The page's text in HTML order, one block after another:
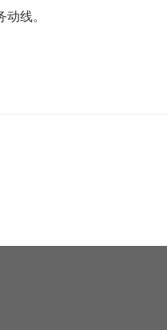
线。